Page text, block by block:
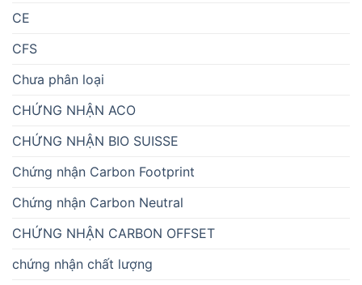
CE
CFS
Chưa phân loại
CHỨNG NHẬN ACO
CHỨNG NHẬN BIO SUISSE
Chứng nhận Carbon Footprint
Chứng nhận Carbon Neutral
CHỨNG NHẬN CARBON OFFSET
chứng nhận chất lượng